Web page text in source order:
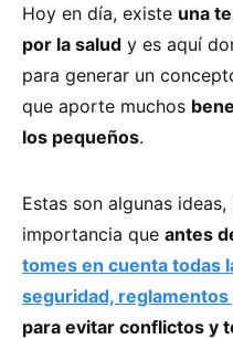
Hoy en día, existe una
por la salud y es aquí
para generar un
que aporte muchos
los pequeños.
Estas son algunas
importancia que antes
tomes en cuenta todas
seguridad,
para evitar conflictos y